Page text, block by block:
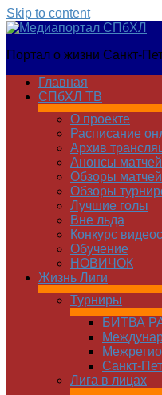
Skip to content
Медиапортал
Портал о жизни Санкт-
Главная
СПбХЛ ТВ
О проекте
Расписание
Архив
Анонсы матчей
Обзоры матчей
Обзоры
Лучшие голы
Вне льда
Конкурс
Обучение
НОВИЧОК
Жизнь Лиги
Турниры
БИТВА
Санкт-
Лига в лицах